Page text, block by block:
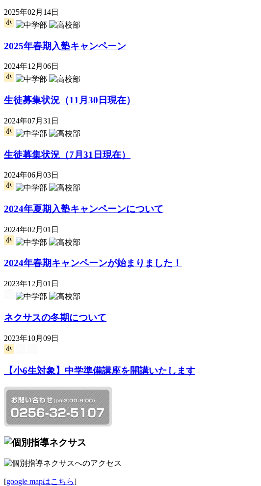
2025年02月14日
2025年春期入塾キャンペーン
2024年12月06日
生徒募集状況（11月30日現在）
2024年07月31日
生徒募集状況（7月31日現在）
2024年06月03日
2024年夏期入塾キャンペーンについて
2024年02月01日
2024年春期キャンペーンが始まりました！
2023年12月01日
ネクサスの冬期について
2023年10月09日
【小6生対象】中学準備講座を開講いたします
[google mapはこちら]